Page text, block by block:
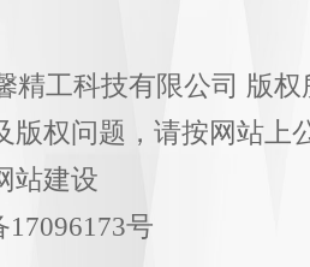
精工科技有限公司 版
版权问题，请按网站上
站建设
17096173号